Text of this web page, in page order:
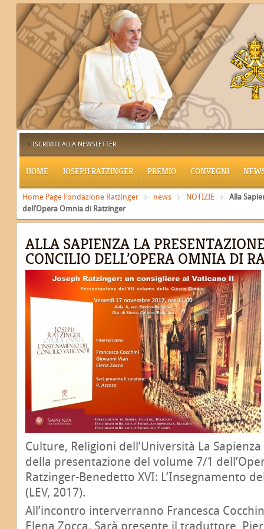
ISCRIVITI ALLA NEWSLETTER
HOME JOSEPH RATZINGER PREMIO CONVEGNI
Home Page Fondazione Ratzinger news NOTIZIE
Alla
dell’Opera Omnia di Ratzinger
ALLA SAPIENZA LA
CONCILIO DELL’OPERA OMNIA DI
Culture, Religioni dell’Università La
della presentazione del volume 7/1
Ratzinger-Benedetto XVI: L’Insegnamento
(LEV, 2017).
All’incontro interverranno Francesca
Elena Zocca. Sarà presente il traduttore,